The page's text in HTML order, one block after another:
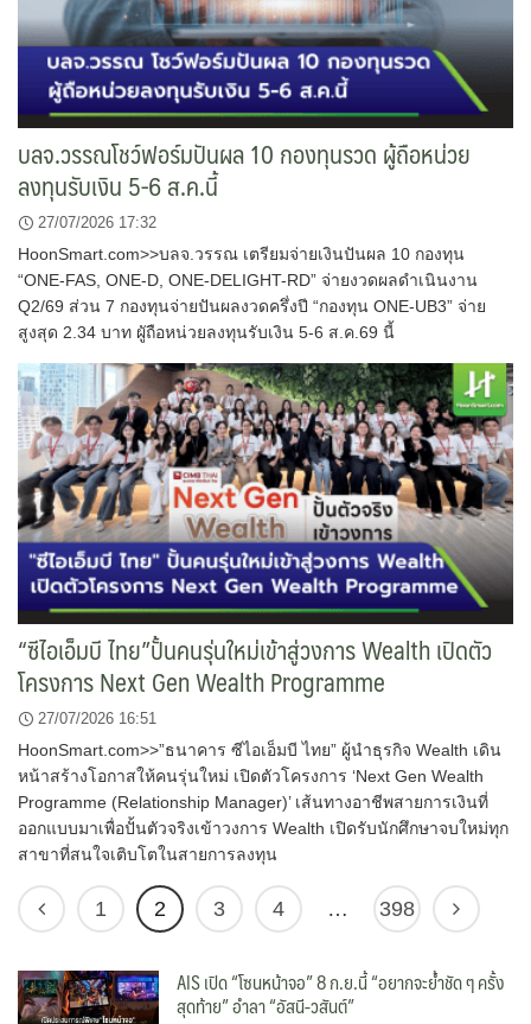
บลจ.วรรณโชว์ฟอร์มปันผล 10 กองทุนรวด ผู้ถือหน่วย
ลงทุนรับเงิน 5-6 ส.ค.นี้
27/07/2026 17:32
HoonSmart.com>>บลจ.วรรณ เตรียมจ่ายเงินปันผล 10 กองทุน
“ONE-FAS, ONE-D, ONE-DELIGHT-RD” จ่ายงวดผลดำเนินงาน
Q2/69 ส่วน 7 กองทุนจ่ายปันผลงวดครึ่งปี “กองทุน ONE-UB3” จ่าย
สูงสุด 2.34 บาท ผูัถือหน่วยลงทุนรับเงิน 5-6 ส.ค.69 นี้
“ซีไอเอ็มบี ไทย”ปั้นคนรุ่นใหม่เข้าสู่วงการ Wealth เปิดตัว
โครงการ Next Gen Wealth Programme
27/07/2026 16:51
HoonSmart.com>>”ธนาคาร ซีไอเอ็มบี ไทย” ผู้นำธุรกิจ Wealth เดิน
หน้าสร้างโอกาสให้คนรุ่นใหม่ เปิดตัวโครงการ ‘Next Gen Wealth
Programme (Relationship Manager)’ เส้นทางอาชีพสายการเงินที่
ออกแบบมาเพื่อปั้นตัวจริงเข้าวงการ Wealth เปิดรับนักศึกษาจบใหม่ทุก
สาขาที่สนใจเติบโตในสายการลงทุน
1 2 3 4 … 398
AIS เปิด “โซนหน้าจอ” 8 ก.ย.นี้ “อยากจะย้ำชัด ๆ ครั้ง
สุดท้าย” อำลา “อัสนี-วสันต์”